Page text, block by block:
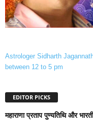
Astrologer Sidharth
between 12 to 5 pm
EDITOR PICKS
महाराणा प्रताप पुण्‍यतिथि और